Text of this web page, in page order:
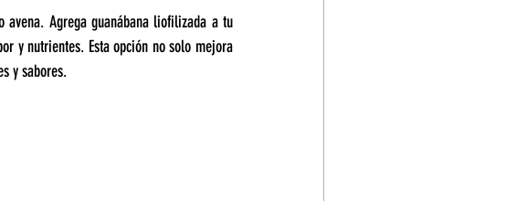
Agrega guanábana liofilizada a tu
y nutrientes. Esta opción no solo mejora
y sabores.